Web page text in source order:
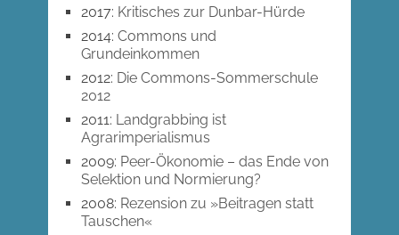
2017: Kritisches zur Dunbar-Hürde
2014: Commons und
Grundeinkommen
2012: Die Commons-Sommerschule
2012
2011: Landgrabbing ist
Agrarimperialismus
2009: Peer-Ökonomie – das Ende von
Selektion und Normierung?
2008: Rezension zu »Beitragen statt
Tauschen«